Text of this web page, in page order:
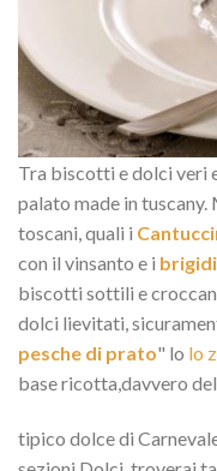
Tra biscotti e dolci veri
palato made in
toscani, quali i
con il vinsanto e i
biscotti sottili e
dolci lievitati,
pesche di prato" lo lo
base ricotta,davvero
tipico dolce di